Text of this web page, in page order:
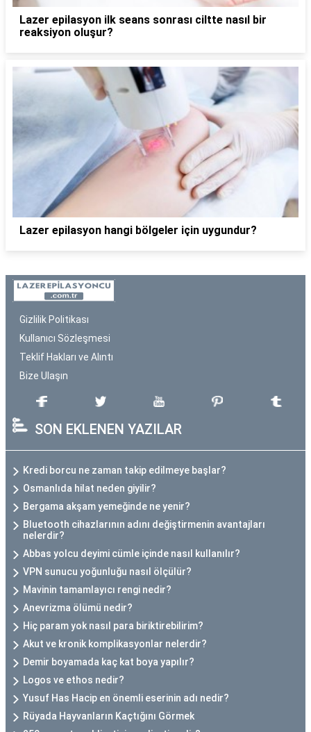
Lazer epilasyon ilk seans sonrası ciltte nasıl bir
reaksiyon oluşur?
Lazer epilasyon hangi bölgeler için uygundur?
Gizlilik Politikası
Kullanıcı Sözleşmesi
Teklif Hakları ve Alıntı
Bize Ulaşın
SON EKLENEN YAZILAR
Kredi borcu ne zaman takip edilmeye başlar?
Osmanlıda hilat neden giyilir?
Bergama akşam yemeğinde ne yenir?
Bluetooth cihazlarının adını değiştirmenin avantajları
nelerdir?
Abbas yolcu deyimi cümle içinde nasıl kullanılır?
VPN sunucu yoğunluğu nasıl ölçülür?
Mavinin tamamlayıcı rengi nedir?
Anevrizma ölümü nedir?
Hiç param yok nasıl para biriktirebilirim?
Akut ve kronik komplikasyonlar nelerdir?
Demir boyamada kaç kat boya yapılır?
Logos ve ethos nedir?
Yusuf Has Hacip en önemli eserinin adı nedir?
Rüyada Hayvanların Kaçtığını Görmek